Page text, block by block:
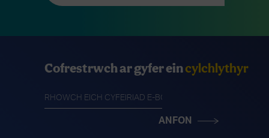
Cofrestrwch ar gyfer eincylchlythyr